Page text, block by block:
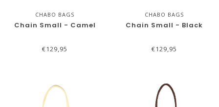
CHABO BAGS
Chain Small - Camel
€129,95
CHABO BAGS
Chain Small - Black
€129,95